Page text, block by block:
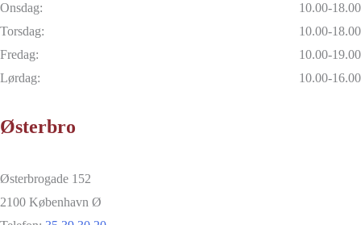
Onsdag:
10.00-18.00
Torsdag:
10.00-18.00
Fredag:
10.00-19.00
Lørdag:
10.00-16.00
Østerbro
Østerbrogade 152
2100 København Ø